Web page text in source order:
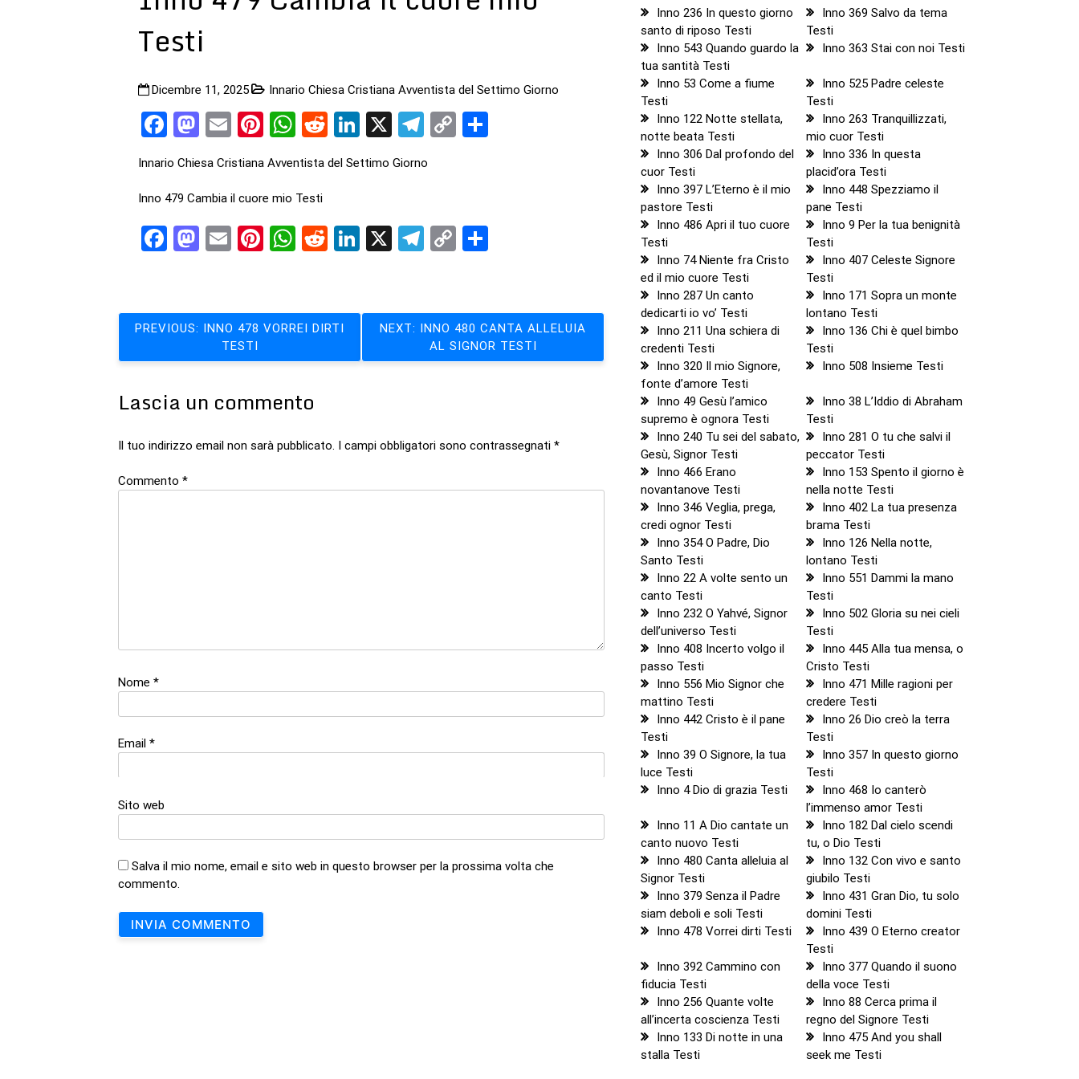
Testi
Dicembre 11, 2025 Innario Chiesa Cristiana Avventista del Settimo Giorno
Facebook
Mastodon
EmailPinterest
WhatsApp
RedditLinkedIn
X Telegram
Copy
Innario Chiesa Cristiana Avventista del Settimo Giorno
Inno 479 Cambia il cuore mio Testi
Facebook
Mastodon
EmailPinterest
WhatsApp
RedditLinkedIn
X Telegram
Copy
Navigazione
articoli
PREVIOUS: INNO 478 VORREI DIRTI
TESTI
NEXT: INNO 480 CANTA ALLELUIA
AL SIGNOR TESTI
Lascia un commento
Il tuo indirizzo email non sarà pubblicato. I campi obbligatori sono contrassegnati *
Commento *
Nome *
Email *
Sito web
Salva il mio nome, email e sito web in questo browser per la prossima volta che
commento.
Inno 236 In questo giorno
santo di riposo Testi
Inno 369 Salvo da tema
Testi
Inno 543 Quando guardo la
tua santità Testi
Inno 363 Stai con noi Testi
Inno 53 Come a fiume
Testi
Inno 525 Padre celeste
Testi
Inno 122 Notte stellata,
notte beata Testi
Inno 263 Tranquillizzati,
mio cuor Testi
Inno 306 Dal profondo del
cuor Testi
Inno 336 In questa
placid’ora Testi
Inno 397 L’Eterno è il mio
pastore Testi
Inno 448 Spezziamo il
pane Testi
Inno 486 Apri il tuo cuore
Testi
Inno 9 Per la tua benignità
Testi
Inno 74 Niente fra Cristo
ed il mio cuore Testi
Inno 407 Celeste Signore
Testi
Inno 287 Un canto
dedicarti io vo’ Testi
Inno 171 Sopra un monte
lontano Testi
Inno 211 Una schiera di
credenti Testi
Inno 136 Chi è quel bimbo
Testi
Inno 320 Il mio Signore,
fonte d’amore Testi
Inno 508 Insieme Testi
Inno 49 Gesù l’amico
supremo è ognora Testi
Inno 38 L’Iddio di Abraham
Testi
Inno 240 Tu sei del sabato,
Gesù, Signor Testi
Inno 281 O tu che salvi il
peccator Testi
Inno 466 Erano
novantanove Testi
Inno 153 Spento il giorno è
nella notte Testi
Inno 346 Veglia, prega,
credi ognor Testi
Inno 402 La tua presenza
brama Testi
Inno 354 O Padre, Dio
Santo Testi
Inno 126 Nella notte,
lontano Testi
Inno 22 A volte sento un
canto Testi
Inno 551 Dammi la mano
Testi
Inno 232 O Yahvé, Signor
dell’universo Testi
Inno 502 Gloria su nei cieli
Testi
Inno 408 Incerto volgo il
passo Testi
Inno 445 Alla tua mensa, o
Cristo Testi
Inno 556 Mio Signor che
mattino Testi
Inno 471 Mille ragioni per
credere Testi
Inno 442 Cristo è il pane
Testi
Inno 26 Dio creò la terra
Testi
Inno 39 O Signore, la tua
luce Testi
Inno 357 In questo giorno
Testi
Inno 4 Dio di grazia Testi
Inno 468 Io canterò
l’immenso amor Testi
Inno 11 A Dio cantate un
canto nuovo Testi
Inno 182 Dal cielo scendi
tu, o Dio Testi
Inno 480 Canta alleluia al
Signor Testi
Inno 132 Con vivo e santo
giubilo Testi
Inno 379 Senza il Padre
siam deboli e soli Testi
Inno 431 Gran Dio, tu solo
domini Testi
Inno 478 Vorrei dirti Testi
Inno 439 O Eterno creator
Testi
Inno 392 Cammino con
fiducia Testi
Inno 377 Quando il suono
della voce Testi
Inno 256 Quante volte
all’incerta coscienza Testi
Inno 88 Cerca prima il
regno del Signore Testi
Inno 133 Di notte in una
stalla Testi
Inno 475 And you shall
seek me Testi